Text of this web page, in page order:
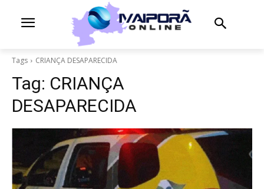
Tags CRIANÇA DESAPARECIDA
Tag: CRIANÇA
DESAPARECIDA